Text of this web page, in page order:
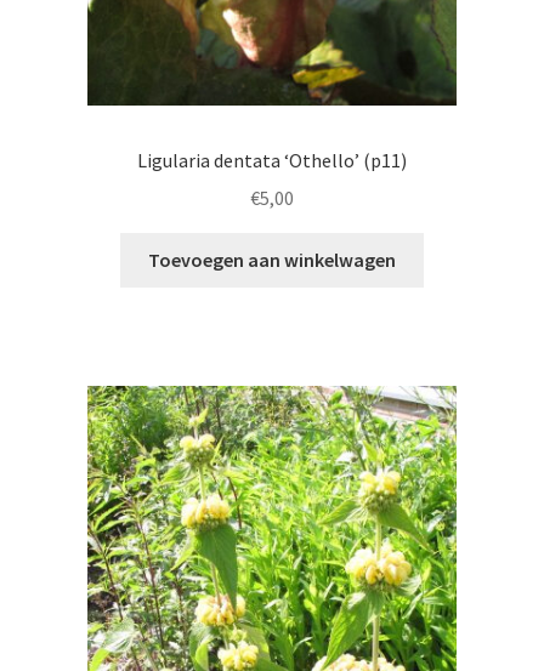
Ligularia dentata ‘Othello’ (p11)
€5,00
Toevoegen aan winkelwagen